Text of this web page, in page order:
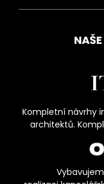
Kompletní návrhy
architektů.